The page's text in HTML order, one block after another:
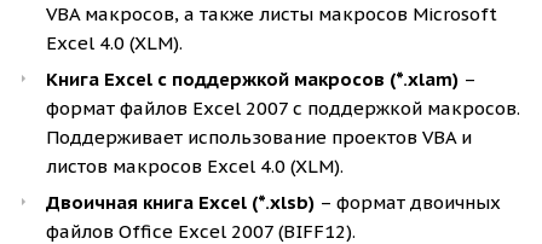
VBA макросов, а также листы макросов Microsoft
Excel 4.0 (XLM).
Книга Excel с поддержкой макросов (*.xlam) –
формат файлов Excel 2007 с поддержкой макросов.
Поддерживает использование проектов VBA и
листов макросов Excel 4.0 (XLM).
Двоичная книга Excel (*.xlsb) – формат двоичных
файлов Office Excel 2007 (BIFF12).